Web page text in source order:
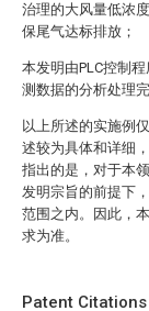
治理的大风量低浓
保尾气达标排放；
本发明由PLC控制
测数据的分析处理
以上所述的实施例
述较为具体和详细
指出的是，对于本
发明宗旨的前提下
范围之内。因此，
求为准。
Patent